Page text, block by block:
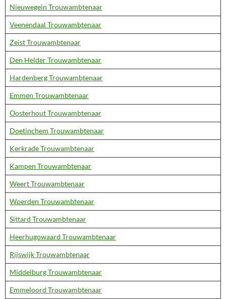
Nieuwegein Trouwambtenaar
Veenendaal Trouwambtenaar
Zeist Trouwambtenaar
Den Helder Trouwambtenaar
Hardenberg Trouwambtenaar
Emmen Trouwambtenaar
Oosterhout Trouwambtenaar
Doetinchem Trouwambtenaar
Kerkrade Trouwambtenaar
Kampen Trouwambtenaar
Weert Trouwambtenaar
Woerden Trouwambtenaar
Sittard Trouwambtenaar
Heerhugowaard Trouwambtenaar
Rijswijk Trouwambtenaar
Middelburg Trouwambtenaar
Emmeloord Trouwambtenaar